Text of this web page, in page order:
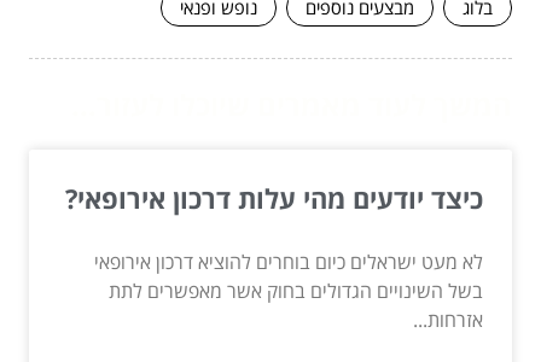
בלוג מבצעים נוספים נופש ופנאי
כיצד יודעים מהי עלות דרכון אירופאי?
לא מעט ישראלים כיום בוחרים להוציא דרכון אירופאי
בשל השינויים הגדולים בחוק אשר מאפשרים לתת
אזרחות...